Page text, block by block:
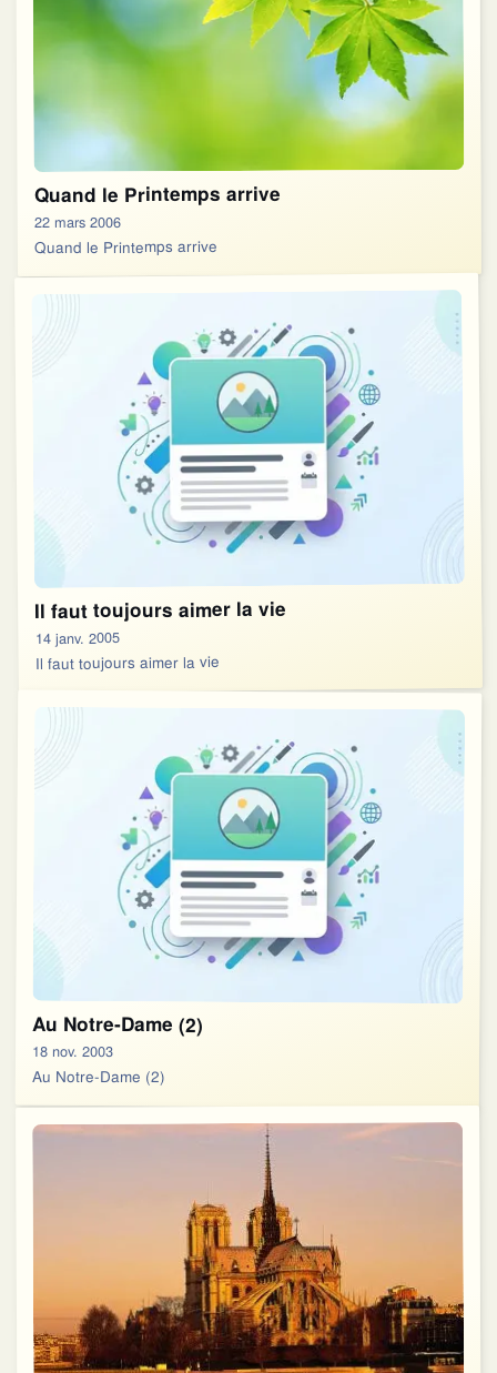
Quand le Printemps arrive
22 mars 2006
Quand le Printemps arrive
Il faut toujours aimer la vie
14 janv. 2005
Il faut toujours aimer la vie
Au Notre-Dame (2)
18 nov. 2003
Au Notre-Dame (2)